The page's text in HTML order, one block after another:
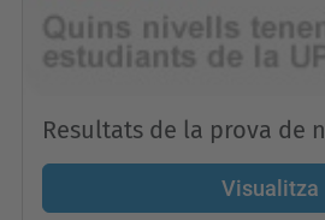
Resultats de la prova de
Visualitza